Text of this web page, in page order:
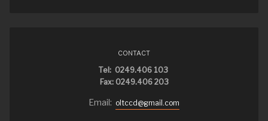
CONTACT
Tel: 0249.406 103
Fax: 0249.406 203
Email: oltccd@gmail.com